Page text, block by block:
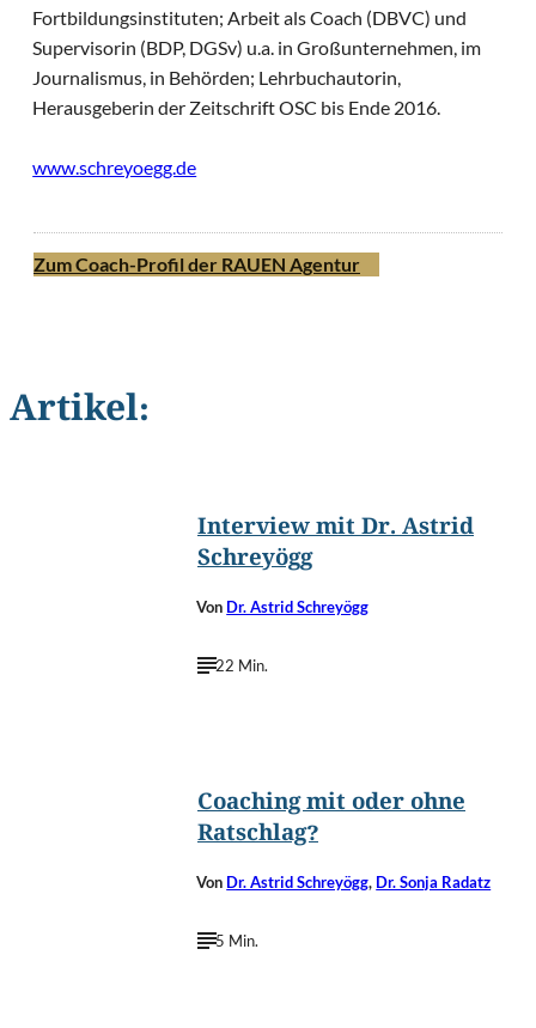
Fortbildungsinstituten; Arbeit als Coach (DBVC) und
Supervisorin (BDP, DGSv) u.a. in Großunternehmen, im
Journalismus, in Behörden; Lehrbuchautorin,
Herausgeberin der Zeitschrift OSC bis Ende 2016.
www.schreyoegg.de
Zum Coach-Profil der RAUEN Agentur
Artikel:
Interview mit Dr. Astrid
Schreyögg
Von Dr. Astrid Schreyögg
22 Min.
Coaching mit oder ohne
Ratschlag?
Von Dr. Astrid Schreyögg, Dr. Sonja Radatz
5 Min.